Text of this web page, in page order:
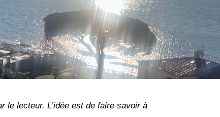
le lecteur. L’idée est de faire savoir à